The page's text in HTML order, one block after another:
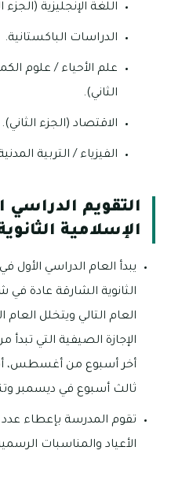
اللغة الإنجليزية (الجزء
الدراسات الباكستانية.
علم الأحياء / علوم
الثاني).
الاقتصاد (الجزء الثاني).
الفيزياء / التربية
التقويم الدراسي
الإسلامية
يبدأ العام الدراسي الأول
الثانوية الشارقة عادة
العام التالي ويتخلل العام
الإجازة الصيفية التي تبدأ
أخر أسبوع من أغسطس،
ثالث أسبوع في ديسمبر
تقوم المدرسة بإعطاء
الأعياد والمناسبات